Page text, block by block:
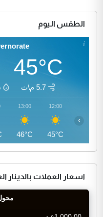
الطقس اليوم
45°C
5.7 م\ث
12:00
45°C
13:00
46°C
›
اسعار العملات بالدينار